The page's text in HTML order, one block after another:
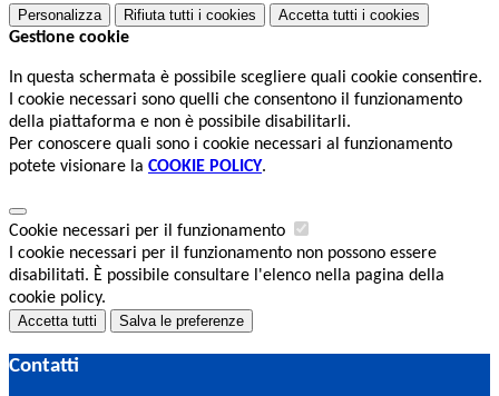
Personalizza Rifiuta tutti i cookies Accetta tutti i cookies
Gestione cookie
In questa schermata è possibile scegliere quali cookie consentire.
I cookie necessari sono quelli che consentono il funzionamento
della piattaforma e non è possibile disabilitarli.
Per conoscere quali sono i cookie necessari al funzionamento
potete visionare la COOKIE POLICY.
Cookie necessari per il funzionamento
I cookie necessari per il funzionamento non possono essere
disabilitati. È possibile consultare l'elenco nella pagina della
cookie policy.
Accetta tutti Salva le preferenze
Contatti